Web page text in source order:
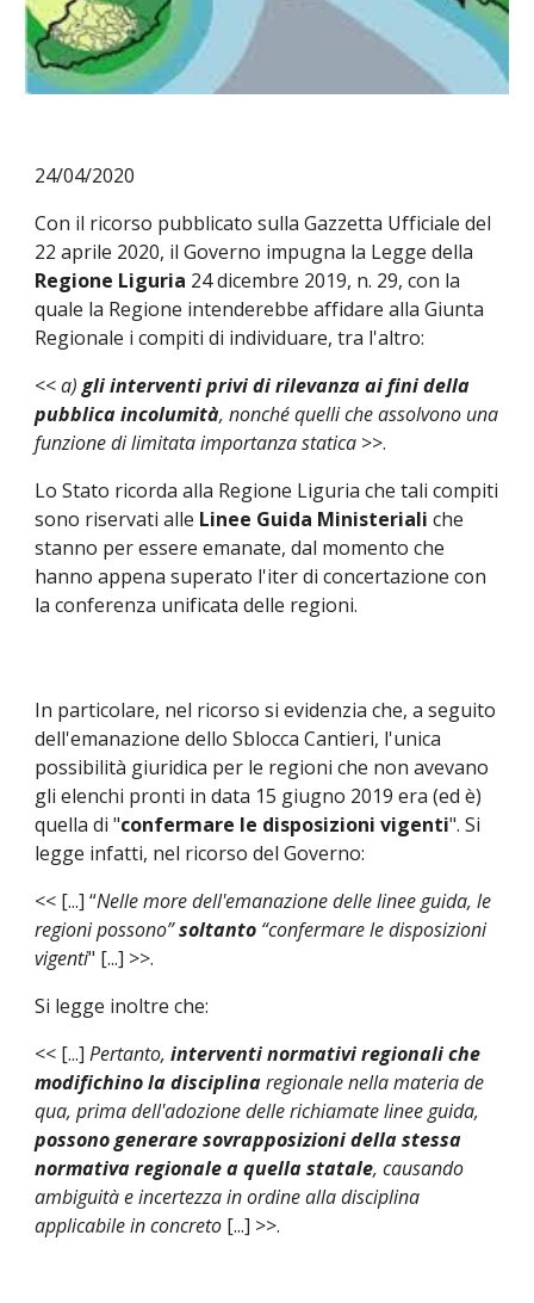
24/04/2020
Con il ricorso pubblicato sulla Gazzetta Ufficiale del
Regione Liguria 24 dicembre 2019, n. 29, con la
quale la Regione intenderebbe affidare alla Giunta
Regionale i compiti di individuare, tra l'altro:
<< a) gli interventi privi di rilevanza ai fini della
pubblica incolumità, nonché quelli che assolvono una
funzione di limitata importanza statica >>.
Lo Stato ricorda alla Regione Liguria che tali compiti
sono riservati alle Linee Guida Ministeriali che
stanno per essere emanate, dal momento che
hanno appena superato l'iter di concertazione con
la conferenza unificata delle regioni.
In particolare, nel ricorso si evidenzia che, a seguito
dell'emanazione dello Sblocca Cantieri, l'unica
possibilità giuridica per le regioni che non avevano
gli elenchi pronti in data 15 giugno 2019 era (ed è)
quella di "confermare le disposizioni vigenti". Si
legge infatti, nel ricorso del Governo:
<< [...] “Nelle more dell'emanazione delle linee guida, le
regioni possono” soltanto “confermare le disposizioni
vigenti" [...] >>.
Si legge inoltre che:
<< [...] Pertanto, interventi normativi regionali che
modifichino la disciplina regionale nella materia de
possono generare sovrapposizioni della stessa
normativa regionale a quella statale, causando
ambiguità e incertezza in ordine alla disciplina
applicabile in concreto [...] >>.